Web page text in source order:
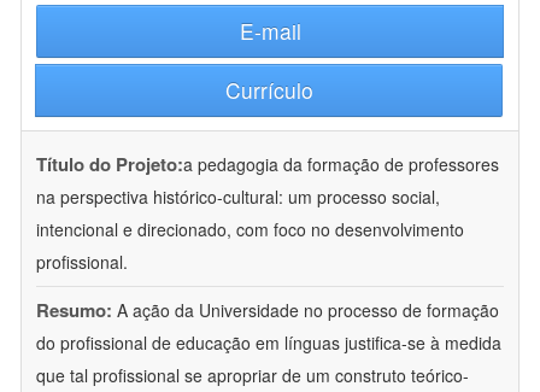
E-mail
Currículo
Título do Projeto:a pedagogia da formação de professores
na perspectiva histórico-cultural: um processo social,
intencional e direcionado, com foco no desenvolvimento
profissional.
Resumo: A ação da Universidade no processo de formação
do profissional de educação em línguas justifica-se à medida
que tal profissional se apropriar de um construto teórico-